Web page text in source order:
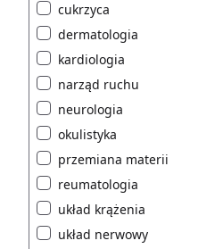
cukrzyca
dermatologia
kardiologia
narząd ruchu
neurologia
okulistyka
przemiana materii
reumatologia
układ krążenia
układ nerwowy